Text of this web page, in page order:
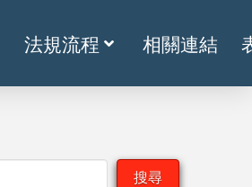
法規流程 相關連結
搜尋